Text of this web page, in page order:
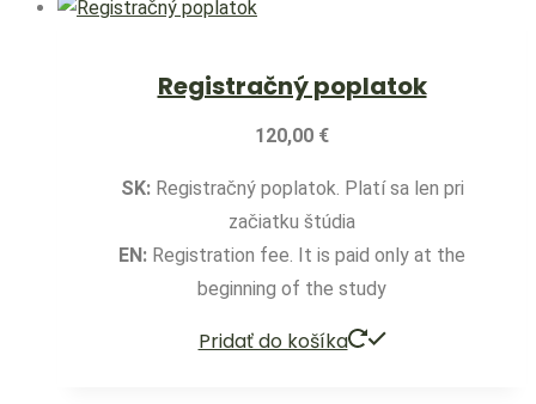
Registračný poplatok
120,00 €
SK:Registračný poplatok. Platí sa len pri
začiatku štúdia
EN: Registration fee. It is paid only at the
beginning of the study
Pridať do košíka